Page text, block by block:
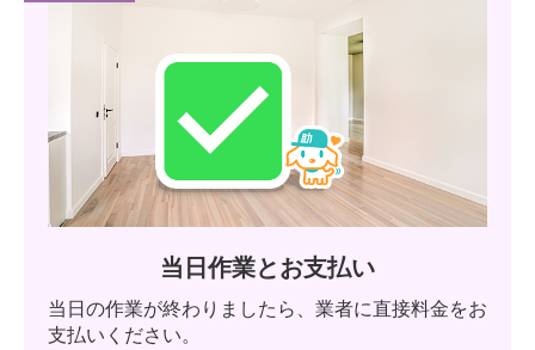
当日作業とお支払い
当日の作業が終わりましたら、業者に直接料金をお
支払いください。